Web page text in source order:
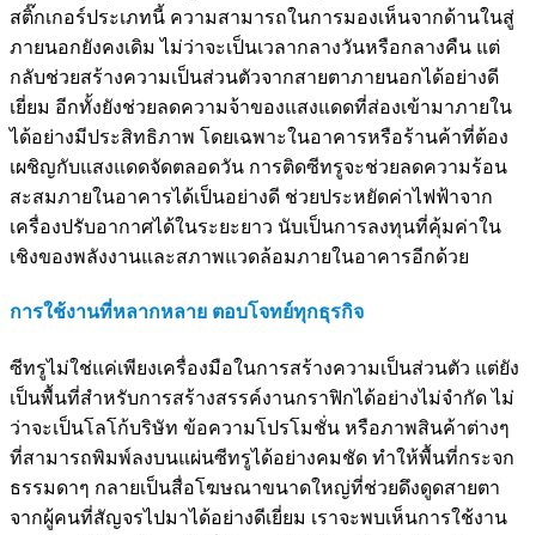
สติ๊กเกอร์ประเภทนี้ ความสามารถในการมองเห็นจากด้านในสู่
ภายนอกยังคงเดิม ไม่ว่าจะเป็นเวลากลางวันหรือกลางคืน แต่
กลับช่วยสร้างความเป็นส่วนตัวจากสายตาภายนอกได้อย่างดี
เยี่ยม อีกทั้งยังช่วยลดความจ้าของแสงแดดที่ส่องเข้ามาภายใน
ได้อย่างมีประสิทธิภาพ โดยเฉพาะในอาคารหรือร้านค้าที่ต้อง
เผชิญกับแสงแดดจัดตลอดวัน การติดซีทรูจะช่วยลดความร้อน
สะสมภายในอาคารได้เป็นอย่างดี ช่วยประหยัดค่าไฟฟ้าจาก
เครื่องปรับอากาศได้ในระยะยาว นับเป็นการลงทุนที่คุ้มค่าใน
เชิงของพลังงานและสภาพแวดล้อมภายในอาคารอีกด้วย
การใช้งานที่หลากหลาย ตอบโจทย์ทุกธุรกิจ
ซีทรูไม่ใช่แค่เพียงเครื่องมือในการสร้างความเป็นส่วนตัว แต่ยัง
เป็นพื้นที่สำหรับการสร้างสรรค์งานกราฟิกได้อย่างไม่จำกัด ไม่
ว่าจะเป็นโลโก้บริษัท ข้อความโปรโมชั่น หรือภาพสินค้าต่างๆ
ที่สามารถพิมพ์ลงบนแผ่นซีทรูได้อย่างคมชัด ทำให้พื้นที่กระจก
ธรรมดาๆ กลายเป็นสื่อโฆษณาขนาดใหญ่ที่ช่วยดึงดูดสายตา
จากผู้คนที่สัญจรไปมาได้อย่างดีเยี่ยม เราจะพบเห็นการใช้งาน